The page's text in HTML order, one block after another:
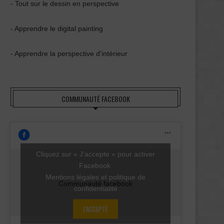
- Tout sur le dessin en perspective
- Apprendre le digital painting
- Apprendre la perspective d'intérieur
COMMUNAUTÉ FACEBOOK
Communauté facebook
Cliquez sur « J’accepte » pour activer
Facebook
Mentions légales et politique de
confidentialité
J’ACCEPTE